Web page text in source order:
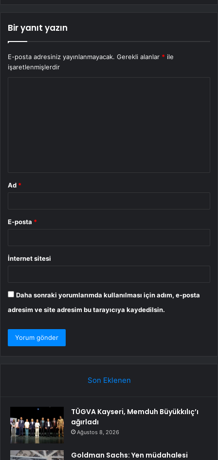
Bir yanıt yazın
E-posta adresiniz yayınlanmayacak. Gerekli alanlar * ile
işaretlenmişlerdir
Ad *
E-posta *
İnternet sitesi
Daha sonraki yorumlarımda kullanılması için adım, e-posta
adresim ve site adresim bu tarayıcıya kaydedilsin.
Son Eklenen
TÜGVA Kayseri, Memduh Büyükkılıç’ı
ağırladı
Ağustos 8, 2026
Goldman Sachs: Yen müdahalesi